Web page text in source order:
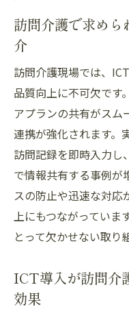
効果
最新事例か
進化
これからの訪問
今後の訪問
向
介護テクノ
ICTや介護ロ
訪問介護業
持続可能な訪
訪問介護現
訪問介護で求め
介
訪問介護現場では、
品質向上に不可欠です
アプランの共有がスム
連携が強化されます。
訪問記録を即時入力し
で情報共有する事例が
スの防止や迅速な対応
上にもつながっていま
とって欠かせない取り
ICT導入が訪問介
効果